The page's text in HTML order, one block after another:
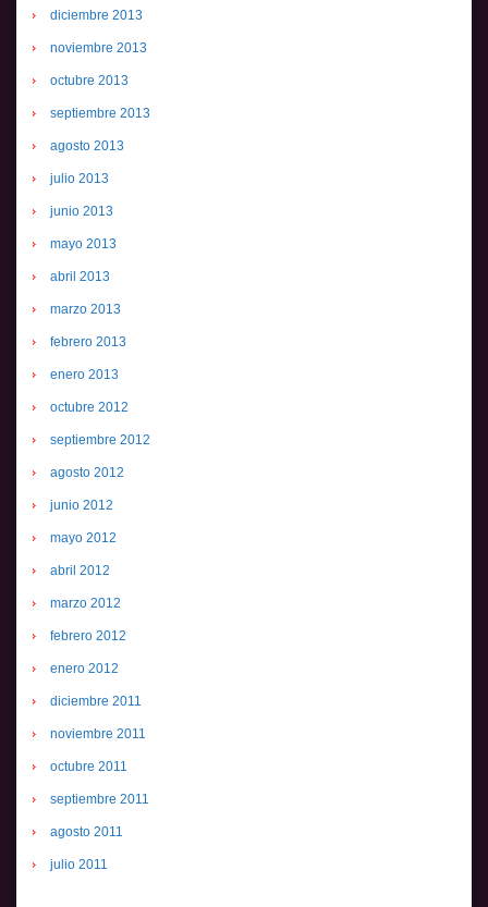
diciembre 2013
noviembre 2013
octubre 2013
septiembre 2013
agosto 2013
julio 2013
junio 2013
mayo 2013
abril 2013
marzo 2013
febrero 2013
enero 2013
octubre 2012
septiembre 2012
agosto 2012
junio 2012
mayo 2012
abril 2012
marzo 2012
febrero 2012
enero 2012
diciembre 2011
noviembre 2011
octubre 2011
septiembre 2011
agosto 2011
julio 2011